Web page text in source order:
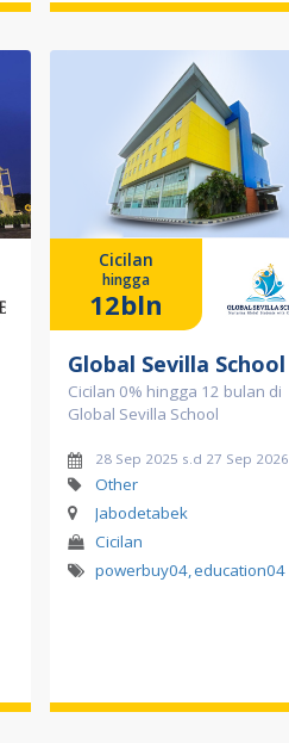
Cicilan
hingga
12bln
Global Sevilla School
Cicilan 0% hingga 12 bulan di
Global Sevilla School
28 Sep 2025 s.d 27 Sep 2026
Other
Jabodetabek
Cicilan
powerbuy04,education04